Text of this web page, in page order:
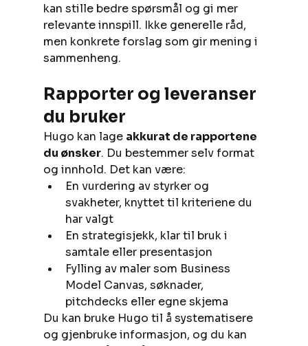
kan stille bedre spørsmål og gi mer
relevante innspill. Ikke generelle råd,
men konkrete forslag som gir mening i
sammenheng.
Rapporter og leveranser
du bruker
Hugo kan lage akkurat de rapportene
du ønsker. Du bestemmer selv format
og innhold. Det kan være:
En vurdering av styrker og
svakheter, knyttet til kriteriene du
har valgt
En strategisjekk, klar til bruk i
samtale eller presentasjon
Fylling av maler som Business
Model Canvas, søknader,
pitchdecks eller egne skjema
Du kan bruke Hugo til å systematisere
og gjenbruke informasjon, og du kan